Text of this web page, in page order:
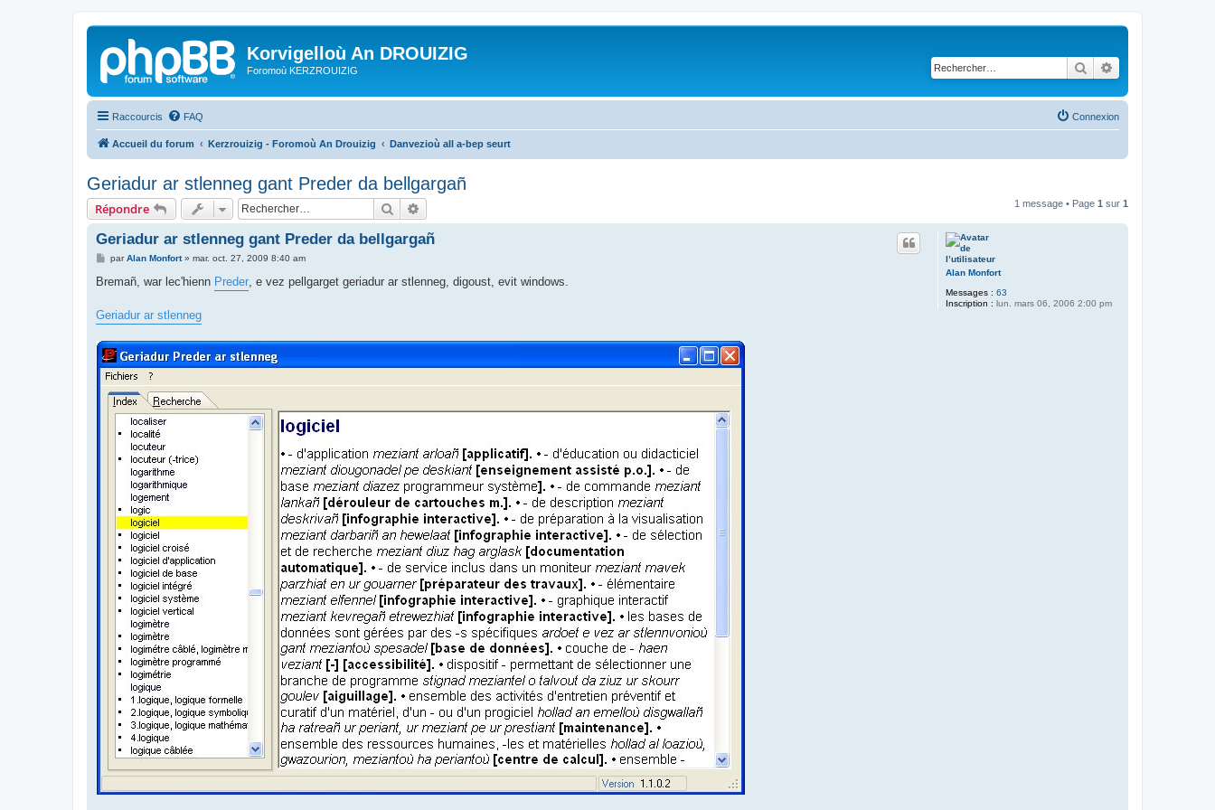
Korvigelloù An DROUIZIG
Foromoù KERZROUIZIG Rechercher
Raccourcis FAQ Connexion
Accueil du forum Kerzrouizig - Foromoù An Drouizig Danvezioù all a-bep seurt
Geriadur ar stlenneg gant Preder da bellgargañ
Répondre Rechercher 1 message • Page 1 sur 1
Alan Monfort
Messages : 63
Inscription : lun. mars 06, 2006 2:00 pm
Geriadur ar stlenneg gant Preder da bellgargañ
M
s
g
e
parAlan Monfort» mar. oct. 27, 2009 8:40 am
Bremañ, war lec'hienn Preder , e vez pellgarget geriadur ar stlenneg, digoust, evit windows.
Geriadur ar stlenneg